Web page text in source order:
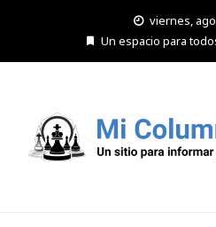
viernes,
Un espacio para